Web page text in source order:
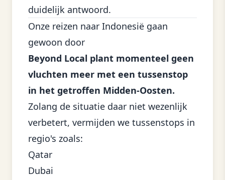
duidelijk antwoord.
Onze reizen naar Indonesië gaan
gewoon door
Beyond Local plant momenteel geen
vluchten meer met een tussenstop
in het getroffen Midden-Oosten.
Zolang de situatie daar niet wezenlijk
verbetert, vermijden we tussenstops in
regio's zoals:
Qatar
Dubai